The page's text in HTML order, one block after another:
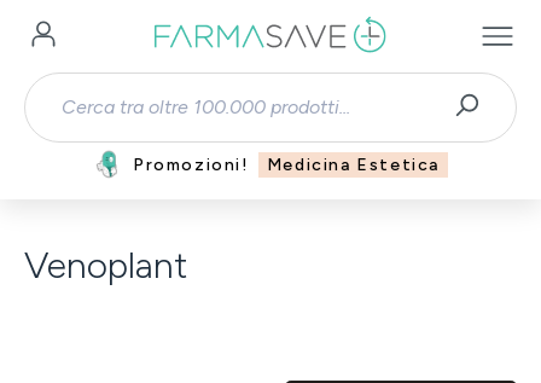
Passa al contenuto principale
Promozioni! Medicina Estetica
Venoplant